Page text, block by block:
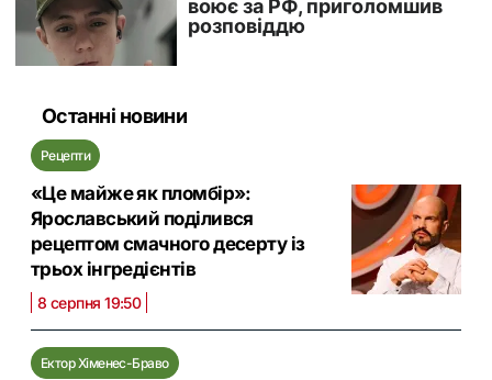
Останні новини
Рецепти
«Це майже як пломбір»:
Ярославський поділився
рецептом смачного десерту із
трьох інгредієнтів
8 серпня 19:50
Ектор Хіменес-Браво